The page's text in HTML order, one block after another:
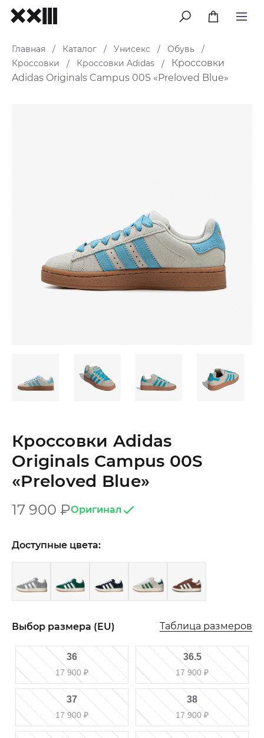
меню
Главная / Каталог / Унисекс / Обувь
/
Кроссовки
/ Кроссовки Adidas /
Кроссовки
Adidas Originals Campus 00S «Preloved Blue»
Кроссовки Adidas
Originals Campus 00S
«Preloved Blue»
17 900 ₽Оригинал
Доступные цвета:
Выбор размера (EU) Таблица размеров
36
17 900 ₽
36.5
17 900 ₽
37
17 900 ₽
38
17 900 ₽